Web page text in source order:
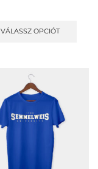
VÁLASSZ OPCIÓT